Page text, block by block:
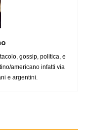
gossip, politica, e
americano infatti via
e argentini.